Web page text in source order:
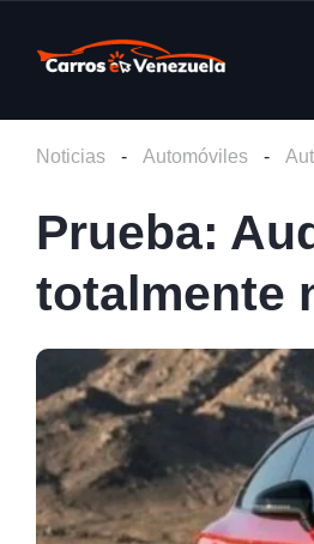
Noticias - Automóviles -
Prueba:
totalmente